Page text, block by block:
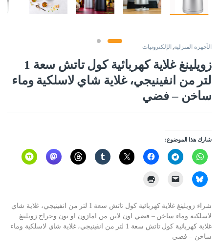
الأجهزة المنزلية, الإلكترونيات
زويلينغ غلاية كهربائية كول تاتش سعة 1
لتر من انفينيجي، غلاية شاي لاسلكية وماء
ساخن – فضي
شارك هذا الموضوع:
شراء زويلينغ غلاية كهربائية كول تاتش سعة 1 لتر من انفينيجي، غلاية شاي
لاسلكية وماء ساخن – فضي اون لاين من امازون او نون وحراج زويلينغ
غلاية كهربائية كول تاتش سعة 1 لتر من انفينيجي، غلاية شاي لاسلكية وماء
ساخن – فضي